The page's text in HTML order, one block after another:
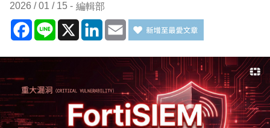
2026 / 01 / 15 編輯部
Facebook
Line X LinkedIn
Email